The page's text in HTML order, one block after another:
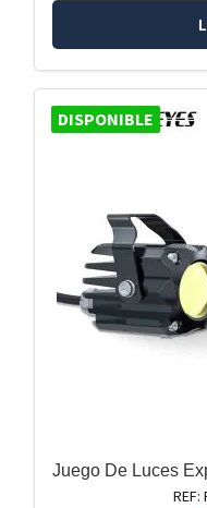
DISPONIBLE
Juego De Luces
REF: